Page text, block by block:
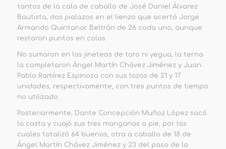
tantos de la cala de caballo de José Daniel Álvarez
Bautista,
dos pialazos en el lienzo que acertó Jorge
Armando Quintanar Beltrán de 26 cada uno, aunque
restaron puntos en colas.
No sumaron en los jineteos de toro ni yegua, la terna
la completaron Ángel Martín Chávez Jiménez y Juan
Pablo Ramírez Espinoza con sus lazos de 21 y 17
unidades, respectivamente, con tres puntos de tiempo
no utilizado.
Posteriormente, Dante Concepción Muñoz López sacó
la casta y cuajó sus tres manganas a pie, por las
cuales totalizó 64 buenos, otra a caballo de 18 de
Ángel Martín Chávez Jiménez y 23 del paso de la